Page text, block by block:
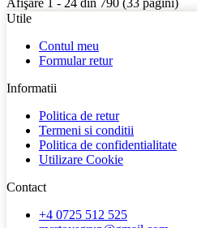
Utile
Contul meu
Formular retur
Informatii
Politica de retur
Termeni si conditii
Politica de confidentialitate
Utilizare Cookie
Contact
+4 0725 512 525